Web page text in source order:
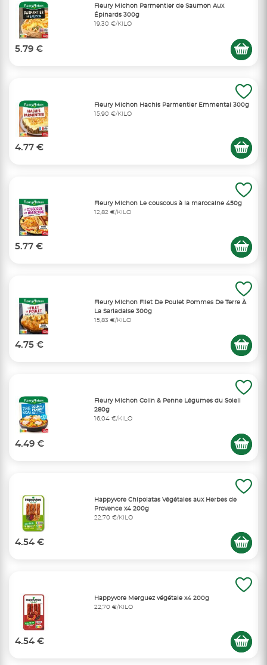
Fleury Michon Parmentier de Saumon Aux
Épinards 300g
19,30 €/KILO
5.79 €
Fleury Michon Hachis Parmentier Emmental 300g
15,90 €/KILO
4.77 €
Fleury Michon Le couscous à la marocaine 450g
12,82 €/KILO
5.77 €
Fleury Michon Filet De Poulet Pommes De Terre À
La Sarladaise 300g
15,83 €/KILO
4.75 €
Fleury Michon Colin & Penne Légumes du Soleil
280g
16,04 €/KILO
4.49 €
Happyvore Chipolatas Végétales aux Herbes de
Provence x4 200g
22,70 €/KILO
4.54 €
Happyvore Merguez végétale x4 200g
22,70 €/KILO
4.54 €